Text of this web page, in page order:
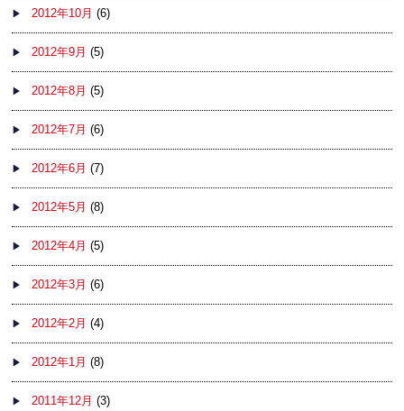
2012年10月 (6)
2012年9月 (5)
2012年8月 (5)
2012年7月 (6)
2012年6月 (7)
2012年5月 (8)
2012年4月 (5)
2012年3月 (6)
2012年2月 (4)
2012年1月 (8)
2011年12月 (3)